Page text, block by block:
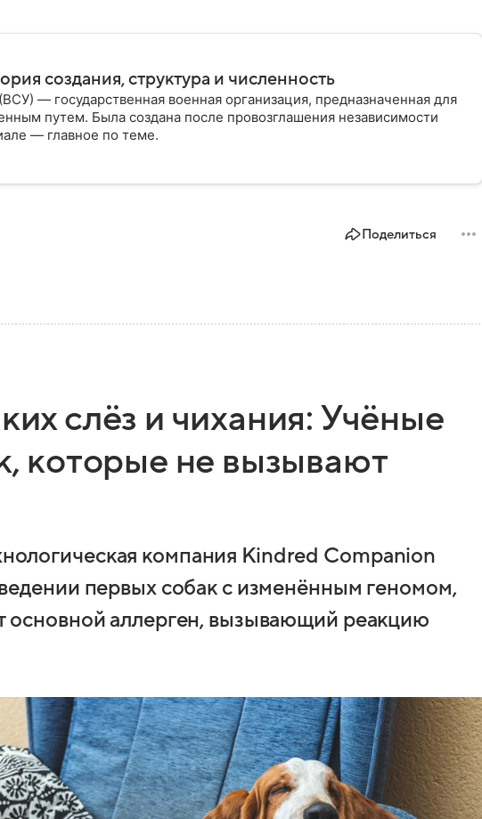
создания, структура и численность
— государственная военная организация, предназначенная для
путем. Была создана после провозглашения независимости
— главное по теме.
Поделиться
слёз и чихания: Учёные
которые не вызывают
компания Kindred Companion
первых собак с изменённым геномом,
основной аллерген, вызывающий реакцию